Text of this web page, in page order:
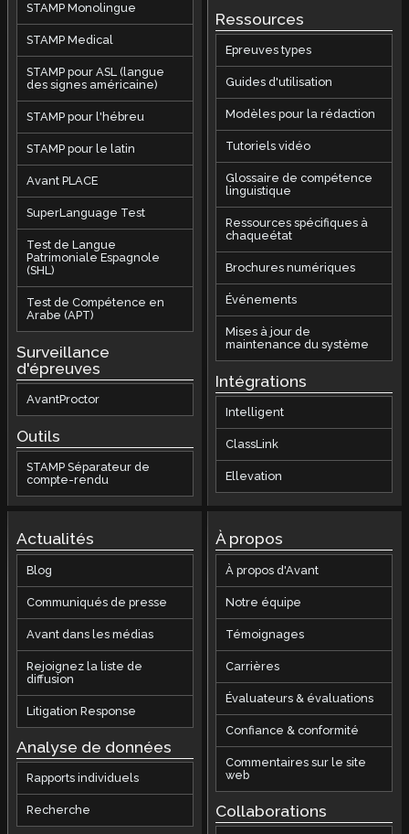
STAMP Monolingue
STAMP Medical
STAMP pour ASL (langue
des signes américaine)
STAMP pour l'hébreu
STAMP pour le latin
Avant PLACE
SuperLanguage Test
Test de Langue
Patrimoniale Espagnole
(SHL)
Test de Compétence en
Arabe (APT)
Surveillance
d'épreuves
AvantProctor
Outils
STAMP Séparateur de
compte-rendu
Ressources
Epreuves types
Guides d'utilisation
Modèles pour la rédaction
Tutoriels vidéo
Glossaire de compétence
linguistique
Ressources spécifiques à
chaqueétat
Brochures numériques
Événements
Mises à jour de
maintenance du système
Intégrations
Intelligent
ClassLink
Ellevation
Actualités
Blog
Communiqués de presse
Avant dans les médias
Rejoignez la liste de
diffusion
Litigation Response
Analyse de données
Rapports individuels
Recherche
À propos
À propos d'Avant
Notre équipe
Témoignages
Carrières
Évaluateurs & évaluations
Confiance & conformité
Commentaires sur le site
web
Collaborations